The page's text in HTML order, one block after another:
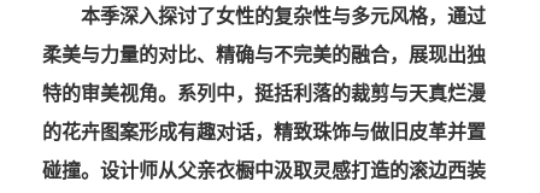
本季深入探讨了女性的复杂性与多元风格，通过
柔美与力量的对比、精确与不完美的融合，展现出独
特的审美视角。系列中，挺括利落的裁剪与天真烂漫
的花卉图案形成有趣对话，精致珠饰与做旧皮革并置
碰撞。设计师从父亲衣橱中汲取灵感打造的滚边西装